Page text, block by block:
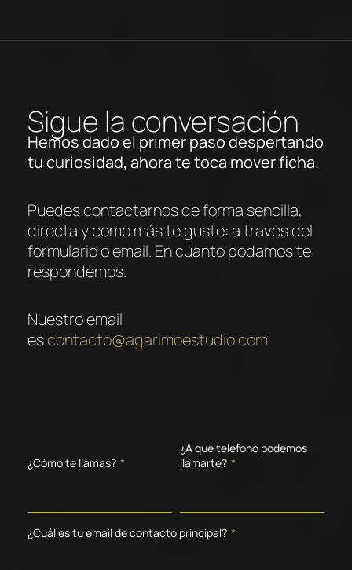
Sigue la conversación
Hemos dado el primer paso despertando
tu curiosidad, ahora te toca mover ficha.
Puedes contactarnos de forma sencilla,
directa y como más te guste: a través del
formulario o email. En cuanto podamos te
respondemos.
Nuestro email
escontacto@agarimoestudio.com
¿Cómo te llamas? *
¿A qué teléfono podemos
llamarte? *
¿Cuál es tu email de contacto principal? *